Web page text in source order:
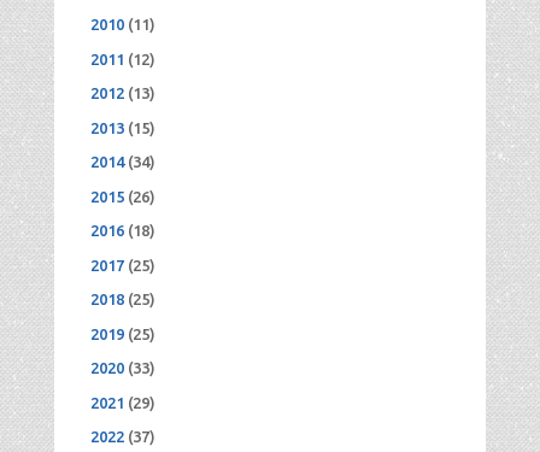
2010(11)
2011 (12)
2012(13)
2013(15)
2014(34)
2015(26)
2016(18)
2017(25)
2018(25)
2019(25)
2020(33)
2021 (29)
2022(37)